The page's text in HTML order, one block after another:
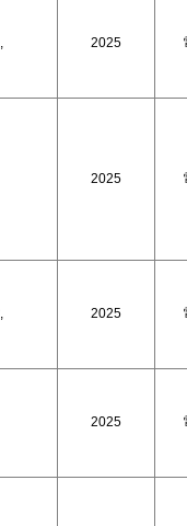
2025
2025
2025
2025